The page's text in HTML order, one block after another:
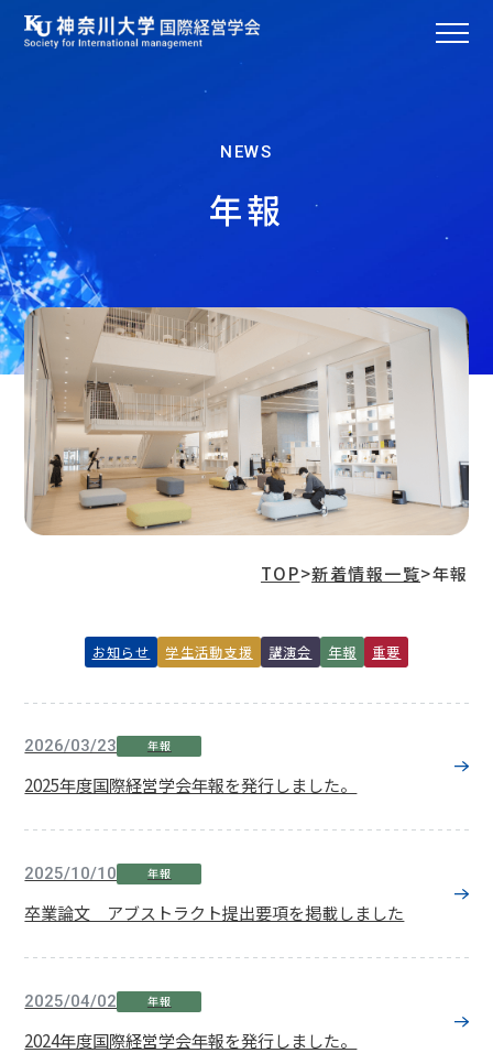
NEWS
年報
TOP>新着情報一覧>年報
お知らせ 学生活動支援 講演会 年報 重要
2026/03/23 年報
2025年度国際経営学会年報を発行しました。
2025/10/10 年報
卒業論文 アブストラクト提出要項を掲載しました
2025/04/02 年報
2024年度国際経営学会年報を発行しました。